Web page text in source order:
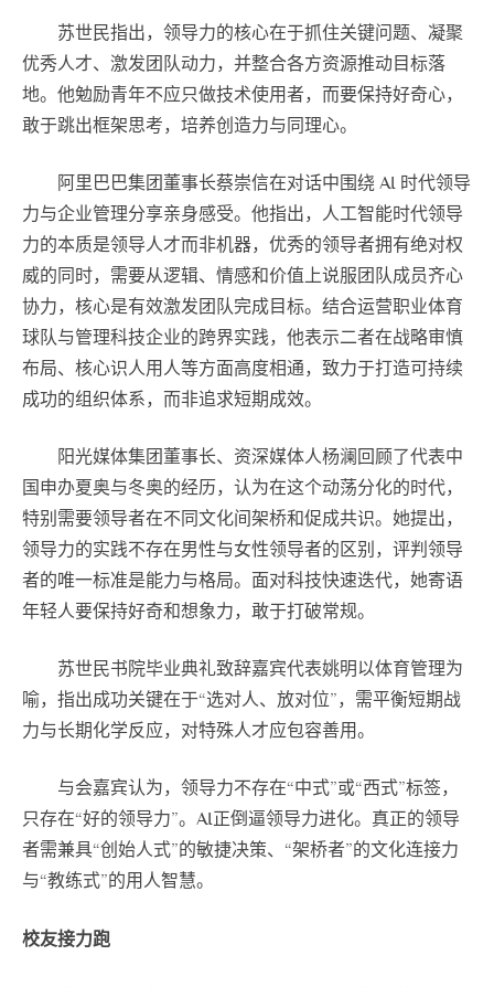
苏世民指出，领导力的核心在于抓住关键问题、凝聚
优秀人才、激发团队动力，并整合各方资源推动目标落
地。他勉励青年不应只做技术使用者，而要保持好奇心，
敢于跳出框架思考，培养创造力与同理心。
阿里巴巴集团董事长蔡崇信在对话中围绕 AI 时代领导
力与企业管理分享亲身感受。他指出，人工智能时代领导
力的本质是领导人才而非机器，优秀的领导者拥有绝对权
威的同时，需要从逻辑、情感和价值上说服团队成员齐心
协力，核心是有效激发团队完成目标。结合运营职业体育
球队与管理科技企业的跨界实践，他表示二者在战略审慎
布局、核心识人用人等方面高度相通，致力于打造可持续
成功的组织体系，而非追求短期成效。
阳光媒体集团‌董事长、资深媒体人杨澜回顾了代表中
国申办夏奥与冬奥的经历，认为在这个动荡分化的时代，
特别需要领导者在不同文化间架桥和促成共识。她提出，
领导力的实践不存在男性与女性领导者的区别，评判领导
者的唯一标准是能力与格局。面对科技快速迭代，她寄语
年轻人要保持好奇和想象力，敢于打破常规。
苏世民书院毕业典礼致辞嘉宾代表姚明以体育管理为
喻，指出成功关键在于“选对人、放对位”，需平衡短期战
力与长期化学反应，对特殊人才应包容善用。
与会嘉宾认为，领导力不存在“中式”或“西式”标签，
只存在“好的领导力”。AI正倒逼领导力进化。真正的领导
者需兼具“创始人式”的敏捷决策、“架桥者”的文化连接力
与“教练式”的用人智慧。
校友接力跑